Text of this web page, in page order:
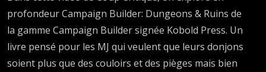
profondeur Campaign Builder: Dungeons & Ruins de
la gamme Campaign Builder signée Kobold Press. Un
livre pensé pour les MJ qui veulent que leurs donjons
soient plus que des couloirs et des pièges mais bien